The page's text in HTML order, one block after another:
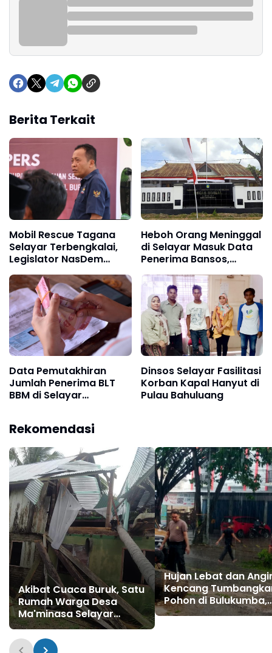
Berita Terkait
Mobil Rescue Tagana
Selayar Terbengkalai,
Legislator NasDem
Desak Dinsos Bertindak
Heboh Orang Meninggal
di Selayar Masuk Data
Penerima Bansos,
Kadinsos Tak Peduli?
Data Pemutakhiran
Jumlah Penerima BLT
BBM di Selayar
Dinsos Selayar Fasilitasi
Korban Kapal Hanyut di
Pulau Bahuluang
Rekomendasi
Akibat Cuaca Buruk, Satu
Rumah Warga Desa
Ma'minasa Selayar
Tertimpa Pohon Kelapa
Hujan Lebat dan
Kencang
Pohon di Bulukumba,
Polisi Turun Tangan